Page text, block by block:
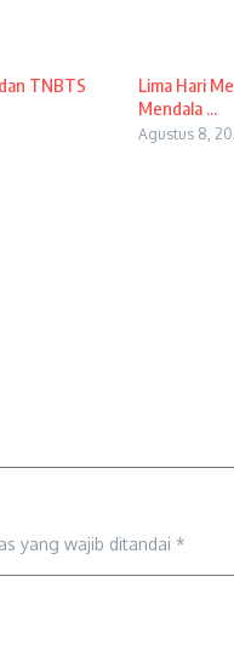
TNBTS
Lima Hari
Mendala ...
Agustus 8,
yang wajib ditandai *